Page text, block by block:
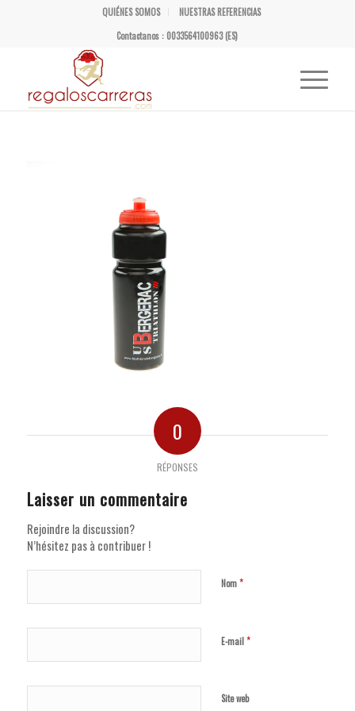
QUIÉNES SOMOS
NUESTRAS REFERENCIAS
Contactanos : 0033564100963 (ES)
0
RÉPONSES
Laisser un commentaire
Rejoindre la discussion?
N’hésitez pas à contribuer !
Nom*
E-mail*
Site web